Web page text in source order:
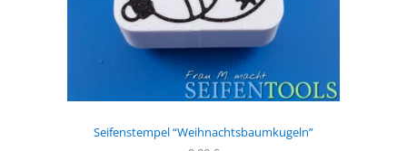
Seifenstempel “Weihnachtsbaumkugeln”